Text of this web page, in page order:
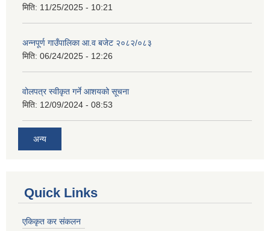
मिति: 11/25/2025 - 10:21
अन्नपूर्ण गाउँपालिका आ.व बजेट २०८२/०८३
मिति: 06/24/2025 - 12:26
वोलपत्र स्वीकृत गर्ने आशयको सूचना
मिति: 12/09/2024 - 08:53
अन्य
Quick Links
एकिकृत कर संकलन